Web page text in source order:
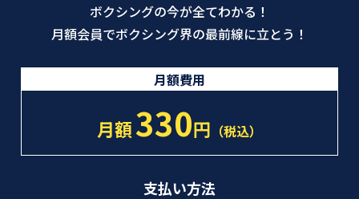
ボクシングの今が全てわかる！
月額会員でボクシング界の最前線に立とう！
月額費用
月額330円 （税込）
支払い方法